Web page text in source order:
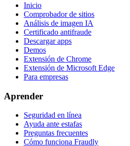
Inicio
Comprobador de sitios
Análisis de imagen IA
Certificado antifraude
Descargar apps
Demos
Extensión de Chrome
Extensión de Microsoft Edge
Para empresas
Aprender
Seguridad en línea
Ayuda ante estafas
Preguntas frecuentes
Cómo funciona Fraudly